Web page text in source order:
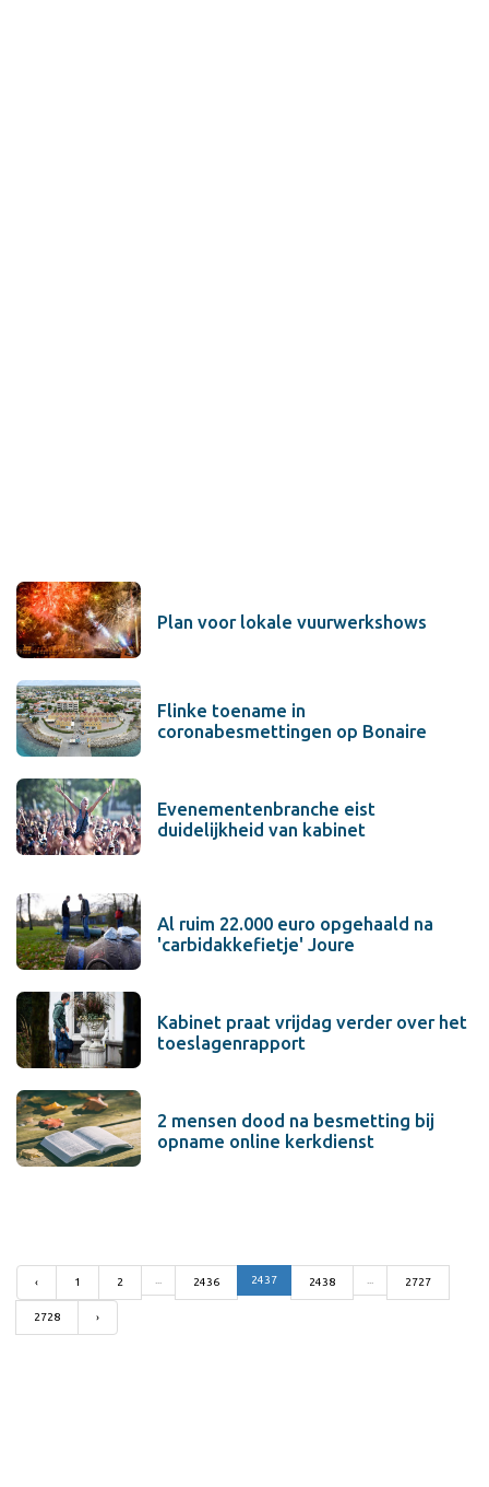
Plan voor lokale vuurwerkshows
Flinke toename in
coronabesmettingen op Bonaire
Evenementenbranche eist
duidelijkheid van kabinet
Al ruim 22.000 euro opgehaald na
'carbidakkefietje' Joure
Kabinet praat vrijdag verder over het
toeslagenrapport
2 mensen dood na besmetting bij
opname online kerkdienst
‹ 1 2 2436 2437 2438 2727
2728 ›